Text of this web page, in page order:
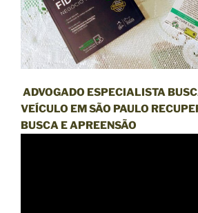
ADVOGADO ESPECIALISTA
VEÍCULO EM SÃO PAULO
BUSCA E APREENSÃO